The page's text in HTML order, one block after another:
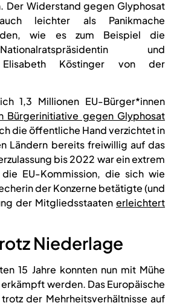
Der Widerstand gegen Glyphosat
leichter als Panikmache
wie es zum Beispiel die
und
Elisabeth Köstinger von der
1,3 Millionen EU-Bürger*innen
Bürgerinitiative gegen Glyphosat
die öffentliche Hand verzichtet in
Ländern bereits freiwillig auf das
bis 2022 war ein extrem
EU-Kommission, die sich wie
der Konzerne betätigte (und
der Mitgliedsstaaten erleichtert
Niederlage
15 Jahre konnten nun mit Mühe
erkämpft werden. Das Europäische
der Mehrheitsverhältnisse auf